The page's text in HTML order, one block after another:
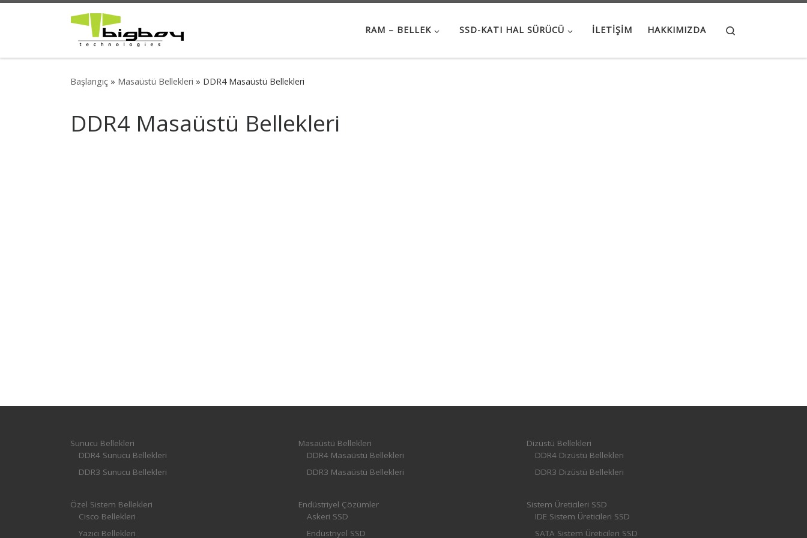
Skip to content
RAM – BELLEK SSD-KATI HAL SÜRÜCÜ İLETIŞIM HAKKIMIZDA
Başlangıç » Masaüstü Bellekleri » DDR4 Masaüstü Bellekleri
DDR4 Masaüstü Bellekleri
Sunucu Bellekleri
DDR4 Sunucu Bellekleri
DDR3 Sunucu Bellekleri
Özel Sistem Bellekleri
Cisco Bellekleri
Yazıcı Bellekleri
Masaüstü Bellekleri
DDR4 Masaüstü Bellekleri
DDR3 Masaüstü Bellekleri
Endüstriyel Çözümler
Askeri SSD
Endüstriyel SSD
Dizüstü Bellekleri
DDR4 Dizüstü Bellekleri
DDR3 Dizüstü Bellekleri
Sistem Üreticileri SSD
IDE Sistem Üreticileri SSD
SATA Sistem Üreticileri SSD